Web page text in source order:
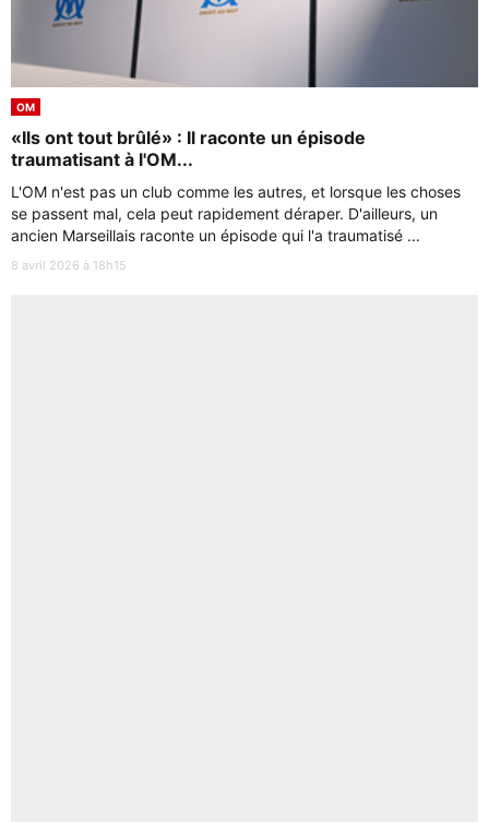
OM
«Ils ont tout brûlé» : Il raconte un épisode
traumatisant à l'OM...
L'OM n'est pas un club comme les autres, et lorsque les choses
se passent mal, cela peut rapidement déraper. D'ailleurs, un
ancien Marseillais raconte un épisode qui l'a traumatisé ...
8 avril 2026 à 18h15